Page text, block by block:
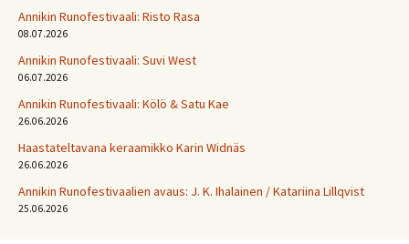
Annikin Runofestivaali: Risto Rasa
08.07.2026
Annikin Runofestivaali: Suvi West
06.07.2026
Annikin Runofestivaali: Kölö & Satu Kae
26.06.2026
Haastateltavana keraamikko Karin Widnäs
26.06.2026
Annikin Runofestivaalien avaus: J. K. Ihalainen / Katariina Lillqvist
25.06.2026